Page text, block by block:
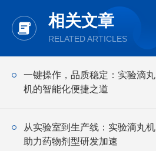
相关文章
RELATED ARTICLES
一键操作，品质稳定：实验滴丸
机的智能化便捷之道
从实验室到生产线：实验滴丸机
助力药物剂型研发加速